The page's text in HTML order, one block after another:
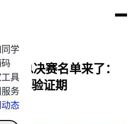
学
具
务
态
”总决赛名单来了：
落地验证期